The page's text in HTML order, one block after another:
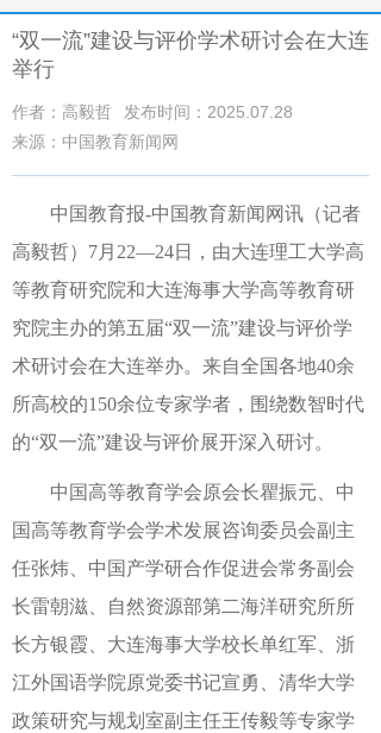
“双一流”建设与评价学术研讨会在大连
举行
作者：高毅哲
发布时间：2025.07.28
来源：中国教育新闻网
中国教育报-中国教育新闻网讯（记者
高毅哲） 7月22—24日，由大连理工大学高
等教育研究院和大连海事大学高等教育研
究院主办的第五届“双一流”建设与评价学
术研讨会在大连举办。来自全国各地40余
所高校的150余位专家学者，围绕数智时代
的“双一流”建设与评价展开深入研讨。
中国高等教育学会原会长瞿振元、中
国高等教育学会学术发展咨询委员会副主
任张炜、中国产学研合作促进会常务副会
长雷朝滋、自然资源部第二海洋研究所所
长方银霞、大连海事大学校长单红军、浙
江外国语学院原党委书记宣勇、清华大学
政策研究与规划室副主任王传毅等专家学